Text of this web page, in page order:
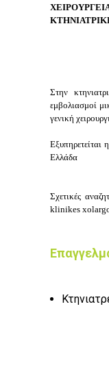
Στην
εμβολιασμοί
γενική
Ελλάδα
Σχετικές
klinikes